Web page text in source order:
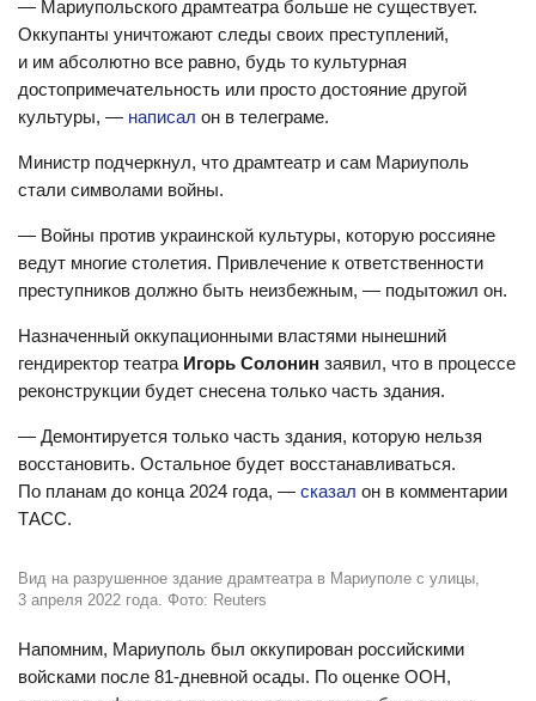
— Мариупольского драмтеатра больше не существует.
Оккупанты уничтожают следы своих преступлений,
и им абсолютно все равно, будь то культурная
достопримечательность или просто достояние другой
культуры, — написал он в телеграме.
Министр подчеркнул, что драмтеатр и сам Мариуполь
стали символами войны.
— Войны против украинской культуры, которую россияне
ведут многие столетия. Привлечение к ответственности
преступников должно быть неизбежным, — подытожил он.
Назначенный оккупационными властями нынешний
гендиректор театра Игорь Солонин заявил, что в процессе
реконструкции будет снесена только часть здания.
— Демонтируется только часть здания, которую нельзя
восстановить. Остальное будет восстанавливаться.
По планам до конца 2024 года, — сказал он в комментарии
ТАСС.
Вид на разрушенное здание драмтеатра в Мариуполе с улицы,
3 апреля 2022 года. Фото: Reuters
Напомним, Мариуполь был оккупирован российскими
войсками после 81-дневной осады. По оценке ООН,